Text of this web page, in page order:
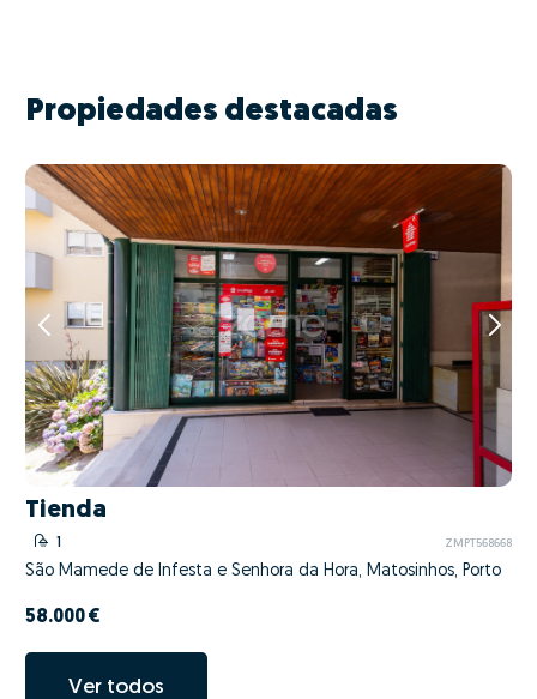
Propiedades destacadas
Tienda
1 ZMPT568668
São Mamede de Infesta e Senhora da Hora, Matosinhos, Porto
58.000 €
Ver todos